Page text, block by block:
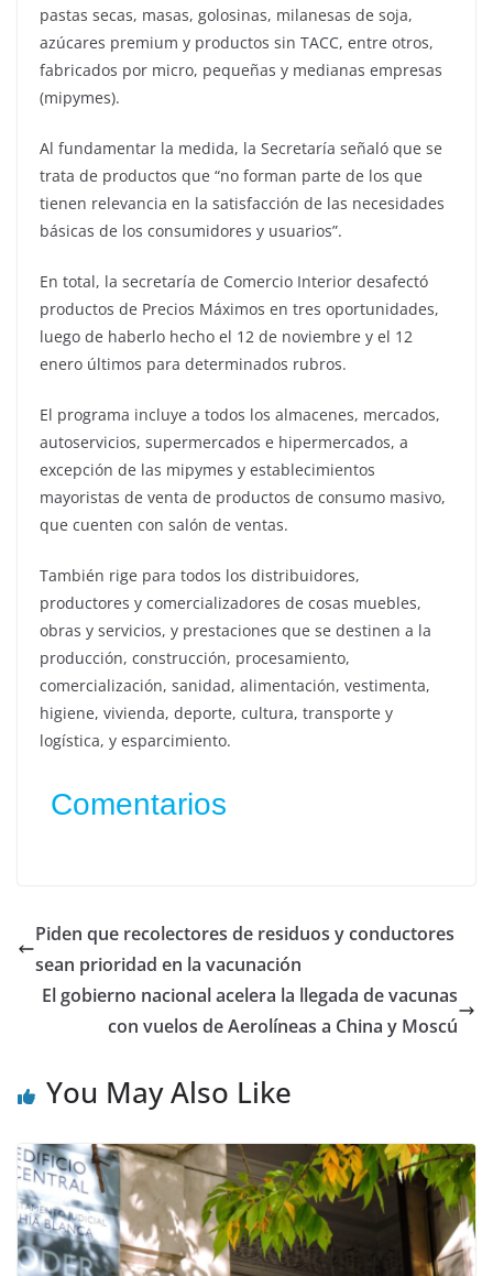
pastas secas, masas, golosinas, milanesas de soja,
azúcares premium y productos sin TACC, entre otros,
fabricados por micro, pequeñas y medianas empresas
(mipymes).
Al fundamentar la medida, la Secretaría señaló que se
trata de productos que “no forman parte de los que
tienen relevancia en la satisfacción de las necesidades
básicas de los consumidores y usuarios”.
En total, la secretaría de Comercio Interior desafectó
productos de Precios Máximos en tres oportunidades,
luego de haberlo hecho el 12 de noviembre y el 12
enero últimos para determinados rubros.
El programa incluye a todos los almacenes, mercados,
autoservicios, supermercados e hipermercados, a
excepción de las mipymes y establecimientos
mayoristas de venta de productos de consumo masivo,
que cuenten con salón de ventas.
También rige para todos los distribuidores,
productores y comercializadores de cosas muebles,
obras y servicios, y prestaciones que se destinen a la
producción, construcción, procesamiento,
comercialización, sanidad, alimentación, vestimenta,
higiene, vivienda, deporte, cultura, transporte y
logística, y esparcimiento.
Comentarios
Piden que recolectores de residuos y conductores
sean prioridad en la vacunación
El gobierno nacional acelera la llegada de vacunas
con vuelos de Aerolíneas a China y Moscú
You May Also Like